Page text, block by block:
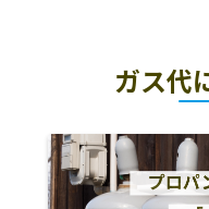
協同組合北村山
ス保安センター
村
丸吉分店 村
尾
町
西村山郡西川町 西
ガス代